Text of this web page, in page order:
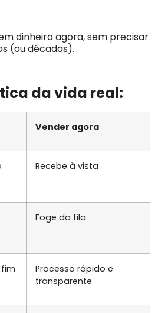
dinheiro agora, sem precisar
(ou décadas).
da vida real:
Vender agora
Recebe à vista
Foge da fila
Processo rápido e
transparente